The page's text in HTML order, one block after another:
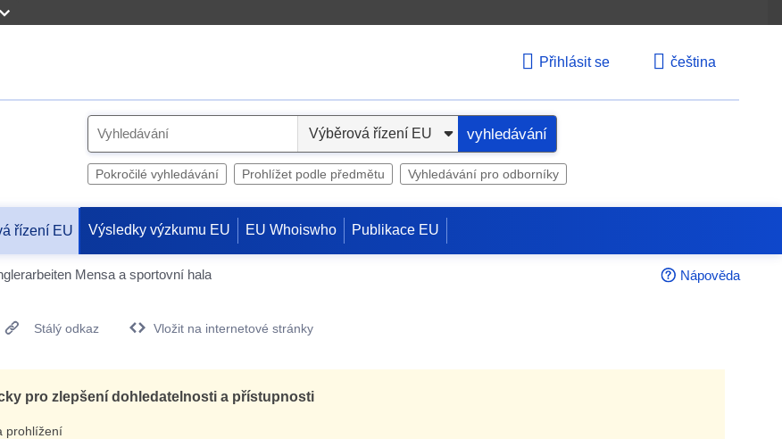
Přihlásit se čeština
e
vyhledávání
Pokročilé vyhledávání Prohlížet podle předmětu Vyhledávání pro odborníky
řízení EU Výsledky výzkumu EU EU Whoiswho Publikace EU
Mensa a sportovní hala Nápověda
Stálý odkaz Vložit na internetové stránky
pro zlepšení dohledatelnosti a přístupnosti
prohlížení